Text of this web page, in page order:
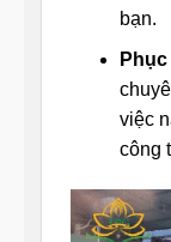
bạn.
việc
công